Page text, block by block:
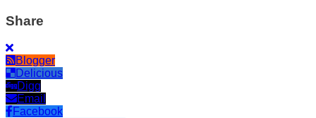
Share
Blogger
Delicious
Digg
Email
Facebook